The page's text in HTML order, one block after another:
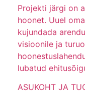
Projekti järgi on
hoonet. Uuel
kujundada
visioonile ja
lubatud
ASUKOHT JA